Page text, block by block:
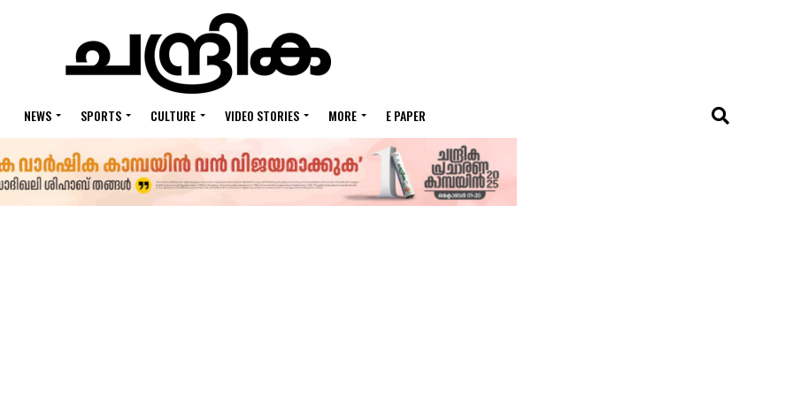
NEWS SPORTS CULTURE VIDEO STORIES MORE E PAPER